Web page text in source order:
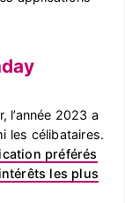
l’année 2023 a
les célibataires.
préférés
les plus